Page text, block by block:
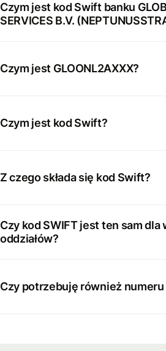
Czym jest kod Swift banku
SERVICES B.V.
Czym jest GLOONL2AXXX?
Czym jest kod Swift?
Z czego składa się kod Swift?
Czy kod SWIFT jest ten sam dla
oddziałów?
Czy potrzebuję również numeru